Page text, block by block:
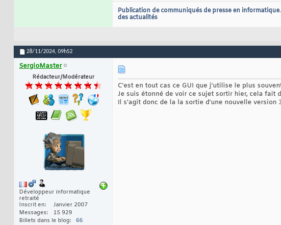
Publication de communiqués de presse en informatique
des actualités
28/11/2024, 09h52
SergioMaster
Rédacteur/Modérateur
Développeur informatique
retraité
Inscrit en
Janvier 2007
Messages
15 929
Billets dans le blog
66
C'est en tout cas ce GUI que j'utilise le plus
Je suis étonné de voir ce sujet sortir hier, cela fait
Il s'agit donc de la la sortie d'une nouvelle